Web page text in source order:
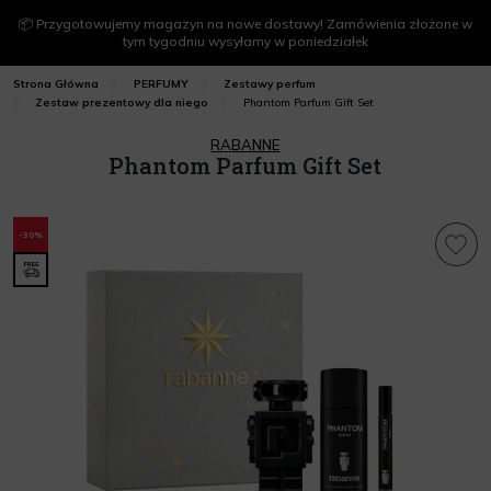
📦 Przygotowujemy magazyn na nowe dostawy! Zamówienia złożone w
tym tygodniu wysyłamy w poniedziałek
Strona Główna PERFUMY
Zestawy perfum
Zestaw prezentowy dla niego
Phantom Parfum Gift Set
RABANNE
Phantom Parfum Gift Set
-30%